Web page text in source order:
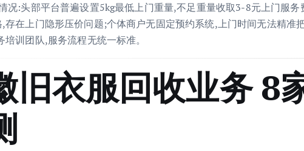
况:头部平台普遍设置5kg最低上门重量,不足重量收取3-8元上门服务
存在上门隐形压价问题;个体商户无固定预约系统,上门时间无法精准
训团队,服务流程无统一标准。
旧衣服回收业务 8